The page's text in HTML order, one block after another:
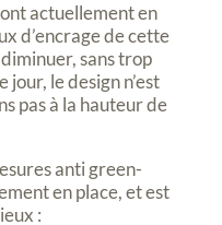
actuellement en
d’encrage de cette
sans trop
jour, le design n’est
pas à la hauteur de
anti green-
en place, et est
: